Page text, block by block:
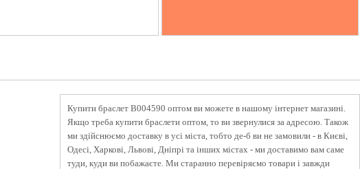
Купити браслет B004590 оптом ви можете в нашому інтернет магазині.
Якщо треба купити браслети оптом, то ви звернулися за адресою. Також
ми здійснюємо доставку в усі міста, тобто де-б ви не замовили - в Києві,
Одесі, Харкові, Львові, Дніпрі та інших містах - ми доставимо вам саме
туди, куди ви побажаєте. Ми старанно перевіряємо товари і завжди